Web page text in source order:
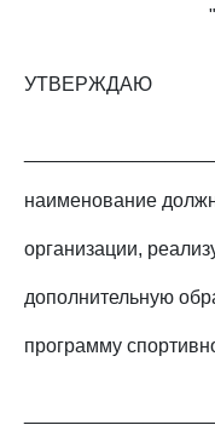
УТВЕРЖДАЮ
наименование
организации,
дополнительную
программу